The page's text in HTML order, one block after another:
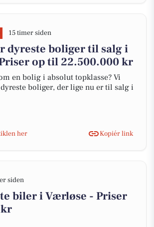
15 timer siden
dyreste boliger til salg i
op til 22.500.000 kr
en bolig i absolut topklasse? Vi
boliger, der lige nu er til salg i
her
Kopiér link
siden
biler i Værløse - Priser